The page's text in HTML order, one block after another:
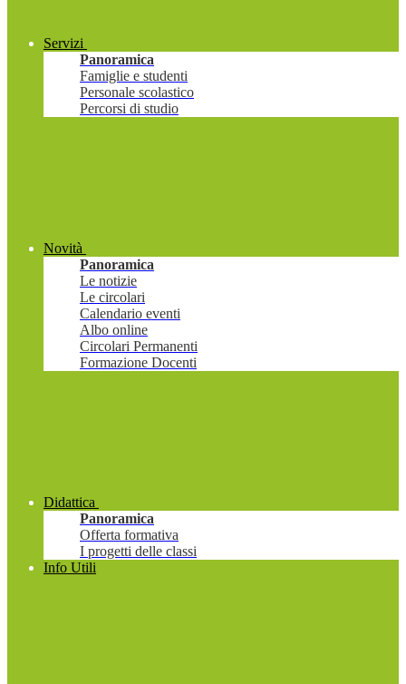
Servizi
Panoramica
Famiglie e studenti
Personale scolastico
Percorsi di studio
Novità
Panoramica
Le notizie
Le circolari
Calendario eventi
Albo online
Circolari Permanenti
Formazione Docenti
Didattica
Panoramica
Offerta formativa
I progetti delle classi
Info Utili